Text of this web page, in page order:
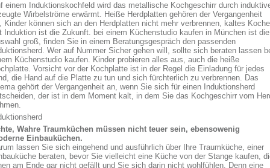
einem Induktionskochfeld wird das metallische Kochgeschirr durch
Wirbelströme erwärmt. Heiße Herdplatten gehören der Vergangenheit
Kinder können sich an den Herdplatten nicht mehr verbrennen, kaltes
Induktion ist die Zukunft. bei einem Küchenstudio kaufen in München ist die
groß, finden Sie in einem Beratungsgespräch den passenden
Wer auf Nummer Sicher gehen will, sollte sich beraten lassen
Küchenstudio kaufen. Kinder probieren alles aus, auch die heiße
Vorsicht vor der Kochplatte ist in der Regel die Einladung für jedes
die Hand auf die Platte zu tun und sich fürchterlich zu verbrennen. Das
gehört der Vergangenheit an, wenn Sie sich für einen Induktionsherd
der ist in dem Moment kalt, in dem Sie das Kochgeschirr vom
Wahre Traumküchen müssen nicht teuer sein, ebensowenig
Einbauküchen.
lassen Sie sich eingehend und ausführlich über Ihre Traumküche, einer
beraten, bevor Sie vielleicht eine Küche von der Stange kaufen,
am Ende gar nicht gefällt und Sie sich darin nicht wohlfühlen. Denn eine